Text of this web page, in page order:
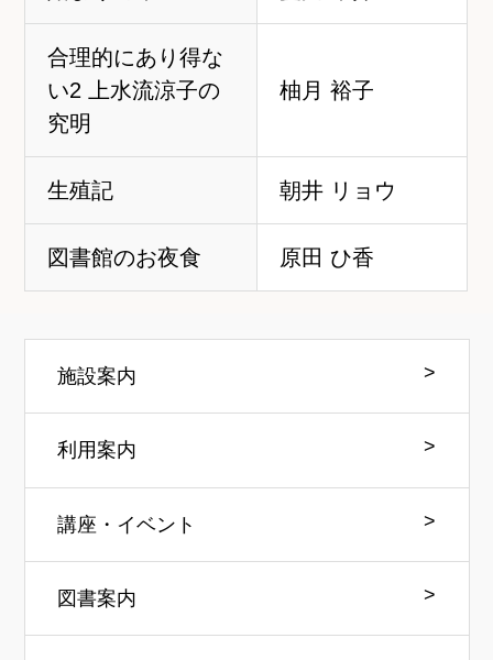
合理的にあり得な
い2 上水流涼子の
究明
柚月 裕子
生殖記 朝井 リョウ
図書館のお夜食 原田 ひ香
施設案内
利用案内
講座・イベント
図書案内